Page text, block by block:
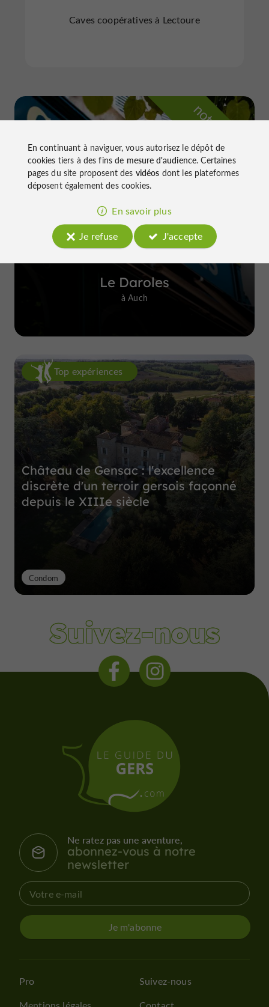
Caves coopératives à Lectoure
n
o
t
r
e
c
o
u
p
d
e
c
o
e
u
r
Le Daroles
à Auch
Top expériences
Château de Gensac : l'excellence
discrète d'un terroir gersois façonné
depuis le XIIIe siècle
Condom
Suivez-nous
Ne ratez pas une aventure,
abonnez-vous à notre
newsletter
Je m'abonne
Pro
Suivez-nous
En continuant à naviguer, vous autorisez le dépôt de
cookies tiers à des fins de mesure d'audience. Certaines
pages du site proposent des vidéos dont les plateformes
déposent également des cookies.
En savoir plus
Je refuse
J'accepte